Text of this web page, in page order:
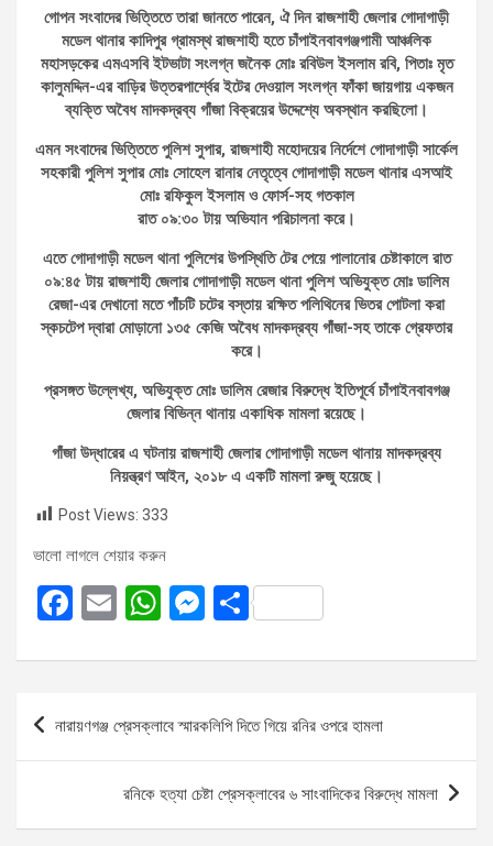
গোপন সংবাদের ভিত্তিতে তারা জানতে পারেন, ঐ দিন রাজশাহী জেলার গোদাগাড়ী
মডেল থানার কাদিপুর গ্রামস্থ রাজশাহী হতে চাঁপাইনবাবগঞ্জগামী আঞ্চলিক
মহাসড়কের এমএসবি ইটভাটা সংলগ্ন জনৈক মোঃ রবিউল ইসলাম রবি, পিতাঃ মৃত
কালুমদ্দিন-এর বাড়ির উত্তরপার্শ্বের ইটের দেওয়াল সংলগ্ন ফাঁকা জায়গায় একজন
ব্যক্তি অবৈধ মাদকদ্রব্য গাঁজা বিক্রয়ের উদ্দেশ্যে অবস্থান করছিলো।
এমন সংবাদের ভিত্তিতে পুলিশ সুপার, রাজশাহী মহোদয়ের নির্দেশে গোদাগাড়ী সার্কেল
সহকারী পুলিশ সুপার মোঃ সোহেল রানার নেতৃত্বে গোদাগাড়ী মডেল থানার এসআই
মোঃ রফিকুল ইসলাম ও ফোর্স-সহ গতকাল
রাত ০৯:৩০ টায় অভিযান পরিচালনা করে।
এতে গোদাগাড়ী মডেল থানা পুলিশের উপস্থিতি টের পেয়ে পালানোর চেষ্টাকালে রাত
০৯:৪৫ টায় রাজশাহী জেলার গোদাগাড়ী মডেল থানা পুলিশ অভিযুক্ত মোঃ ডালিম
রেজা-এর দেখানো মতে পাঁচটি চটের বস্তায় রক্ষিত পলিথিনের ভিতর পোটলা করা
স্কচটেপ দ্বারা মোড়ানো ১৩৫ কেজি অবৈধ মাদকদ্রব্য গাঁজা-সহ তাকে গ্রেফতার
করে।
প্রসঙ্গত উল্লেখ্য, অভিযুক্ত মোঃ ডালিম রেজার বিরুদ্ধে ইতিপূর্বে চাঁপাইনবাবগঞ্জ
জেলার বিভিন্ন থানায় একাধিক মামলা রয়েছে।
গাঁজা উদ্ধারের এ ঘটনায় রাজশাহী জেলার গোদাগাড়ী মডেল থানায় মাদকদ্রব্য
নিয়ন্ত্রণ আইন, ২০১৮ এ একটি মামলা রুজু হয়েছে।
Post Views: 333
ভালো লাগলে শেয়ার করুন
F
ce
o
E
ail
W
at
A
p
p
M
se
n
g
er
S
ar
e
Post
navigation
নারায়ণগঞ্জ প্রেসক্লাবে স্মারকলিপি দিতে গিয়ে রনির ওপরে হামলা
রনিকে হত্যা চেষ্টা প্রেসক্লাবের ৬ সাংবাদিকের বিরুদ্ধে মামলা